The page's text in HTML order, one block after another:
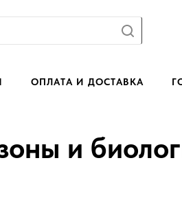
ОПЛАТА И ДОСТАВКА
и